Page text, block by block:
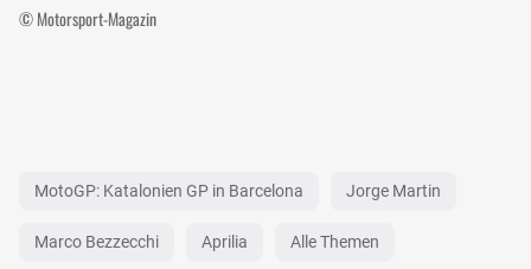
© Motorsport-Magazin
MotoGP: Katalonien GP in Barcelona Jorge Martin
Marco Bezzecchi Aprilia Alle Themen